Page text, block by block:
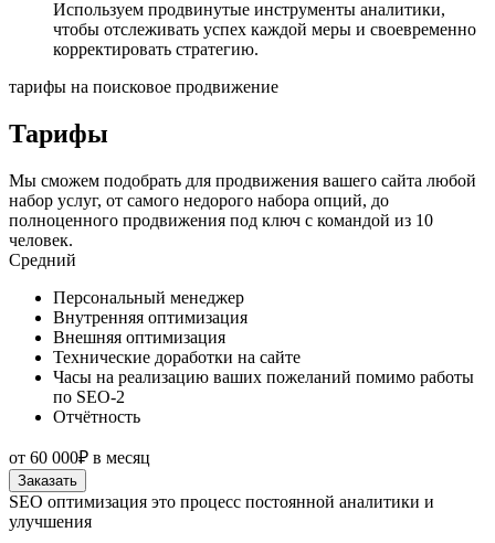
Используем продвинутые инструменты аналитики,
чтобы отслеживать успех каждой меры и своевременно
корректировать стратегию.
тарифы на поисковое продвижение
Тарифы
Мы сможем подобрать для продвижения вашего сайта любой
набор услуг, от самого недорого набора опций, до
полноценного продвижения под ключ с командой из 10
человек.
Средний
Персональный менеджер
Внутренняя оптимизация
Внешняя оптимизация
Технические доработки на сайте
Часы на реализацию ваших пожеланий помимо работы
по SEO-2
Отчётность
от 60 000₽ в месяц
Заказать
SEO оптимизация это процесс постоянной аналитики и
улучшения